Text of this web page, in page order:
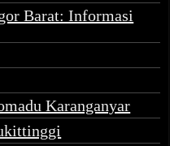
Barat: Informasi
Karanganyar